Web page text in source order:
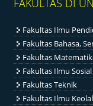
FAKULTAS DI
Fakultas Ilmu
Fakultas Bahasa,
Fakultas
Fakultas Ilmu
Fakultas Teknik
Fakultas Ilmu